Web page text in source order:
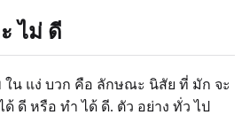
ไม่ ดี
ใน แง่ บวก คือ ลักษณะ นิสัย ที่ มัก จะ
ด้ ดี หรือ ทํา ได้ ดี. ตัว อย่าง ทั่ว ไป